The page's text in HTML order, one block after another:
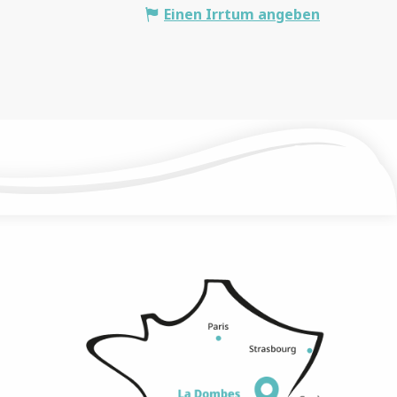
Einen Irrtum angeben